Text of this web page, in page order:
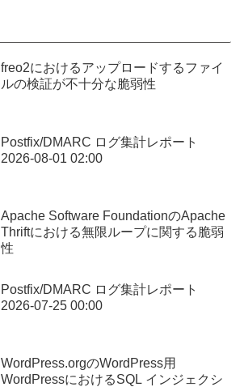
freo2におけるアップロードするファイ
ルの検証が不十分な脆弱性
Postfix/DMARC ログ集計レポート
2026-08-01 02:00
Apache Software FoundationのApache
Thriftにおける無限ループに関する脆弱
性
Postfix/DMARC ログ集計レポート
2026-07-25 00:00
WordPress.orgのWordPress用
WordPressにおけるSQL インジェクシ